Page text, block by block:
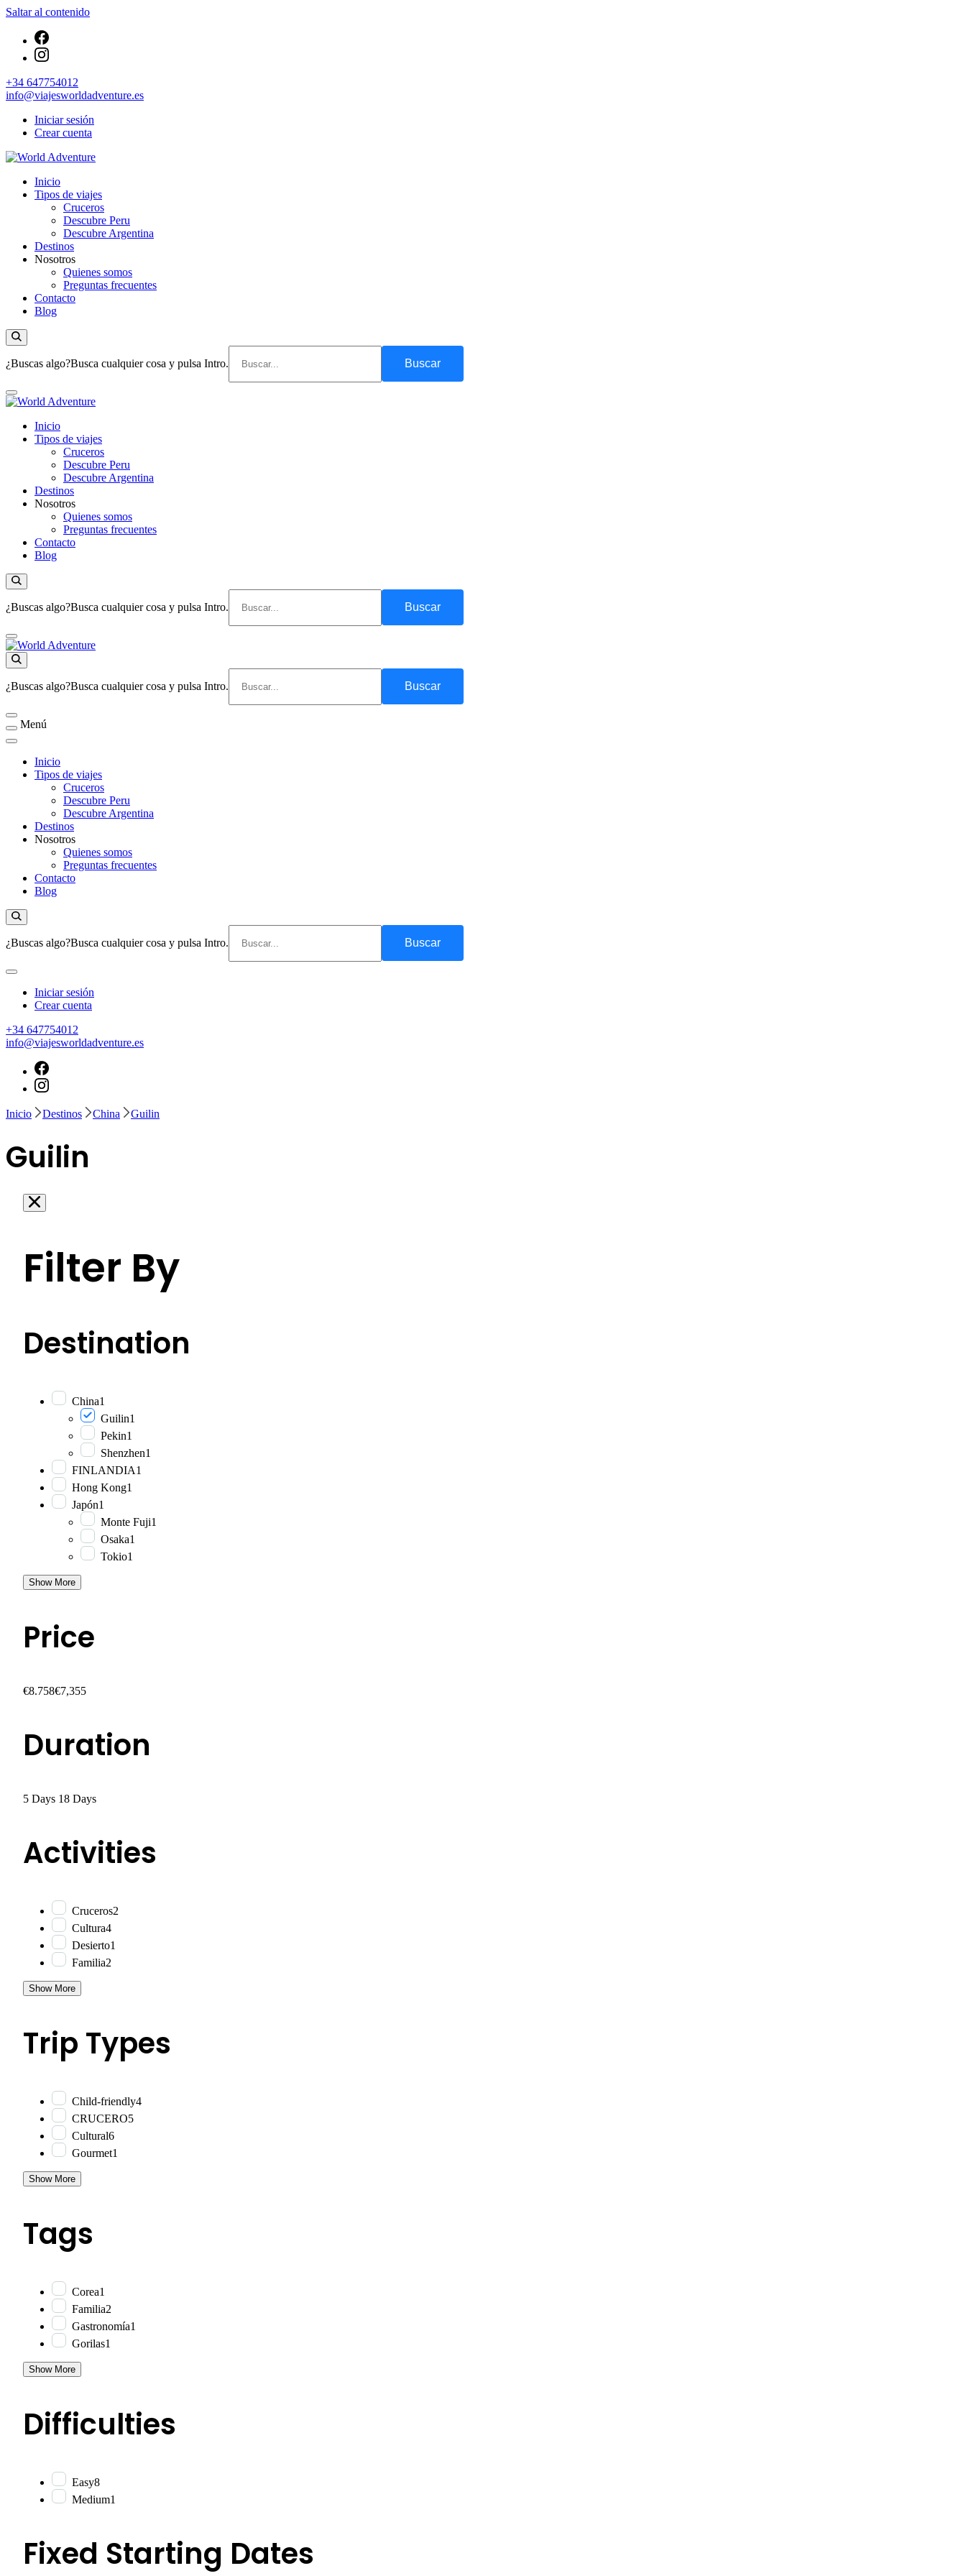
Saltar al contenido
+34 647754012
info@viajesworldadventure.es
Iniciar sesión
Crear cuenta
World Adventure
Viajes Turismo Activo
Inicio
Tipos de viajes
Cruceros
Descubre Peru
Descubre Argentina
Destinos
Nosotros
Quienes somos
Preguntas frecuentes
Contacto
Blog
¿Buscas algo?Busca cualquier cosa y pulsa Intro.
World Adventure
Viajes Turismo Activo
Inicio
Tipos de viajes
Cruceros
Descubre Peru
Descubre Argentina
Destinos
Nosotros
Quienes somos
Preguntas frecuentes
Contacto
Blog
¿Buscas algo?Busca cualquier cosa y pulsa Intro.
World Adventure
Viajes Turismo Activo
¿Buscas algo?Busca cualquier cosa y pulsa Intro.
Menú
Inicio
Tipos de viajes
Cruceros
Descubre Peru
Descubre Argentina
Destinos
Nosotros
Quienes somos
Preguntas frecuentes
Contacto
Blog
¿Buscas algo?Busca cualquier cosa y pulsa Intro.
Iniciar sesión
Crear cuenta
+34 647754012
info@viajesworldadventure.es
Inicio Destinos China Guilin
Guilin
Filter By
Destination
China1
Guilin1
Pekin1
Shenzhen1
FINLANDIA1
Hong Kong1
Japón1
Monte Fuji1
Osaka1
Tokio1
Show More
Price
€8.758€7,355
Duration
5 Days 18 Days
Activities
Cruceros2
Cultura4
Desierto1
Familia2
Show More
Trip Types
Child-friendly4
CRUCERO5
Cultural6
Gourmet1
Show More
Tags
Corea1
Familia2
Gastronomía1
Gorilas1
Show More
Difficulties
Easy8
Medium1
Fixed Starting Dates